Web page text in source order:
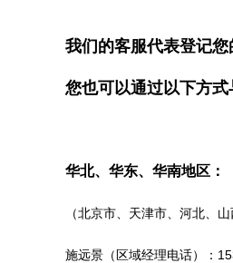
我们的客服代表登记
您也可以通过以下方
华北、华东、华南地区 ：
（北京市、天津市、河北、
施远景（区域经理电话）：